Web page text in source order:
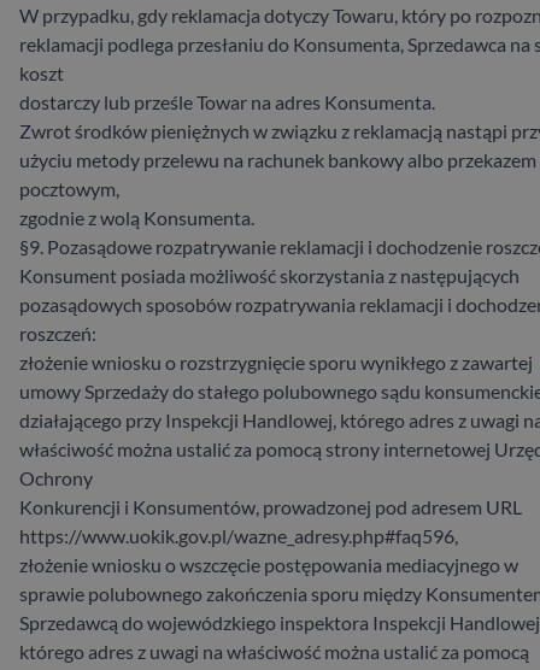
W przypadku, gdy reklamacja dotyczy Towaru, który po
reklamacji podlega przesłaniu do Konsumenta, Sprzedawca na
koszt
dostarczy lub prześle Towar na adres Konsumenta.
Zwrot środków pieniężnych w związku z reklamacją nastąpi
użyciu metody przelewu na rachunek bankowy albo przekazem
pocztowym,
zgodnie z wolą Konsumenta.
§9. Pozasądowe rozpatrywanie reklamacji i dochodzenie
Konsument posiada możliwość skorzystania z następujących
pozasądowych sposobów rozpatrywania reklamacji i
roszczeń:
złożenie wniosku o rozstrzygnięcie sporu wynikłego z zawartej
umowy Sprzedaży do stałego polubownego sądu
działającego przy Inspekcji Handlowej, którego adres z uwagi
właściwość można ustalić za pomocą strony internetowej
Ochrony
Konkurencji i Konsumentów, prowadzonej pod adresem URL
https://www.uokik.gov.pl/wazne_adresy.php#faq596,
złożenie wniosku o wszczęcie postępowania mediacyjnego w
sprawie polubownego zakończenia sporu między
Sprzedawcą do wojewódzkiego inspektora Inspekcji
którego adres z uwagi na właściwość można ustalić za pomocą